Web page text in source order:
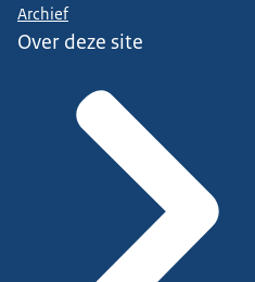
Archief
Over deze site